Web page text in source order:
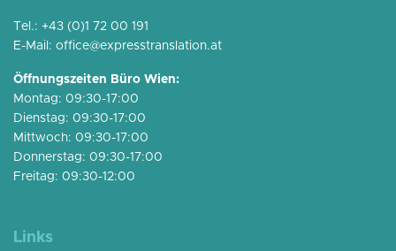
Tel.: +43 (0)1 72 00 191
E-Mail: office@expresstranslation.at
Öffnungszeiten Büro Wien:
Montag: 09:30-17:00
Dienstag: 09:30-17:00
Mittwoch: 09:30-17:00
Donnerstag: 09:30-17:00
Freitag: 09:30-12:00
Links